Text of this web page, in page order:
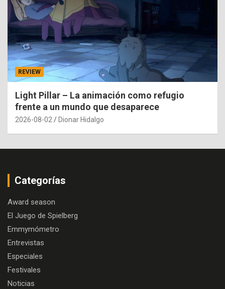
REVIEW
Light Pillar – La animación como refugio
frente a un mundo que desaparece
2026-08-02 Dionar Hidalgo
Categorías
Award season
El Juego de Spielberg
Emmymómetro
Entrevistas
Especiales
Festivales
Noticias